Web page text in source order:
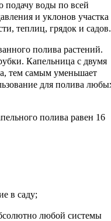
подачу воды по всей
и уклонов участка
теплиц, грядок и садов.
полива растений.
Капельница с двумя
тем самым уменьшает
для полива
полива равен 16
в саду;
любой системы